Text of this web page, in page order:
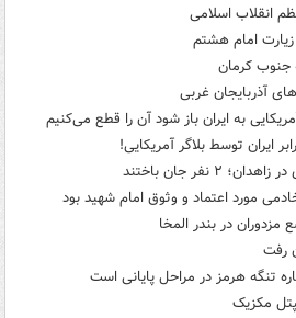
انقلاب اسلامی
زیارت امام هشتم
جنوب کرمان
به ایران باز شود آن را قطع می‌کنیم
ایران توسط بلاگر آمریکایی!
نفر جان باختند
مورد اعتماد و وثوق امام شهید بود
مزدوران در بندر المخا
رفت
تنگه هرمز در مراحل پایانی است
مکزیک